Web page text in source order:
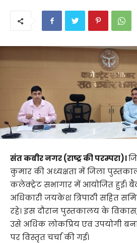
संत कबीर नगर (राष्ट्र की परम्परा)।
कुमार की अध्यक्षता में जिला
कलेक्ट्रेट सभागार में आयोजित हुई।
अधिकारी जयकेश त्रिपाठी सहित
रहे। इस दौरान पुस्तकालय के
उसे अधिक लोकप्रिय एवं उपयोगी
पर विस्तृत चर्चा की गई।